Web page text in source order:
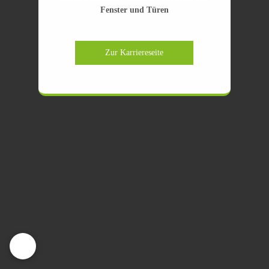
Fenster und Türen
Zur Karriereseite